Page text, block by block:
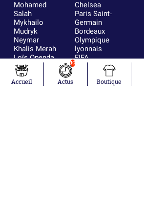
Mohamed
Salah
Mykhailo
Mudryk
Neymar
Khalis Merah
Loïs Openda
Moussa
Niakhaté
Nicolás
Chelsea
Paris Saint-
Germain
Bordeaux
Olympique
lyonnais
FIFA
Real Madrid
RC Strasbourg
AC Milan
Accueil
10
Actus Boutique